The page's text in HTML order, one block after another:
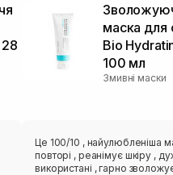
маска для
Bio
100 мл
Змивні маски
Це 100/10 , найулюбленіша
повторі , реанімує шкіру ,
використані , гарно